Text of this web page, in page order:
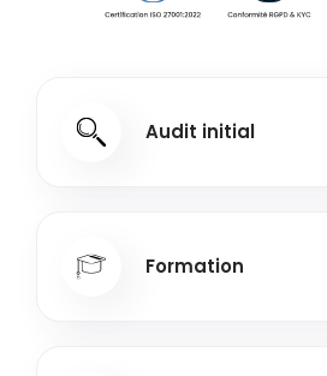
Audit initial
Formation